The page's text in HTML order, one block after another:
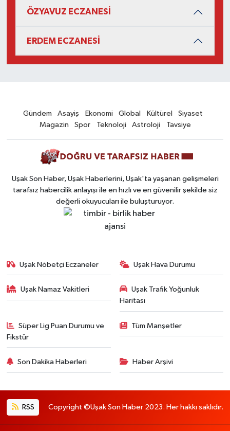
ÖZYAVUZ ECZANESİ
ERDEM ECZANESİ
Gündem Asayiş Ekonomi Global Kültürel
Siyaset
Magazin
Spor Teknoloji Astroloji Tavsiye
Uşak Son Haber, Uşak Haberlerini, Uşak'ta yaşanan gelişmeleri
tarafsız habercilik anlayışı ile en hızlı ve en güvenilir şekilde siz
değerli okuyucuları ile buluşturuyor.
Uşak Nöbetçi Eczaneler Uşak Hava Durumu
Uşak Namaz Vakitleri
Uşak Trafik Yoğunluk
Haritası
Süper Lig Puan Durumu ve
Fikstür
Tüm Manşetler
Son Dakika Haberleri Haber Arşivi
RSS Copyright ©Uşak Son Haber 2023. Her hakkı saklıdır.